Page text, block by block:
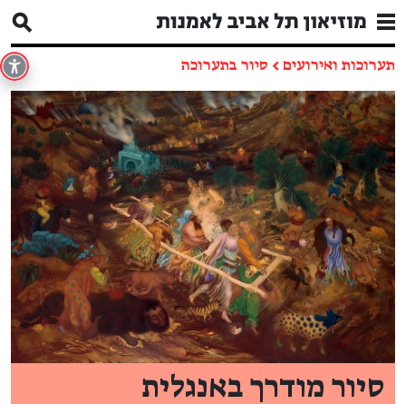
תערוכות ואירועים ← סיור בתערוכה
סיור מודרך באנגלית